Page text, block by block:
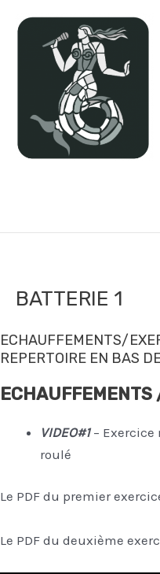
BATTERIE 1
ECHAUFFEMENTS/
REPERTOIRE EN BAS
ECHAUFFEMENTS
VIDEO#1 –
roulé
Le PDF du premier
Le PDF du deuxième